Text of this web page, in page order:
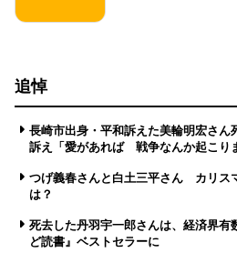
追悼
長崎市出身・平和訴えた美輪明宏さ
訴え「愛があれば 戦争なんか起こり
つげ義春さんと白土三平さん カリス
は？
死去した丹羽宇一郎さんは、経済界
ど読書』ベストセラーに